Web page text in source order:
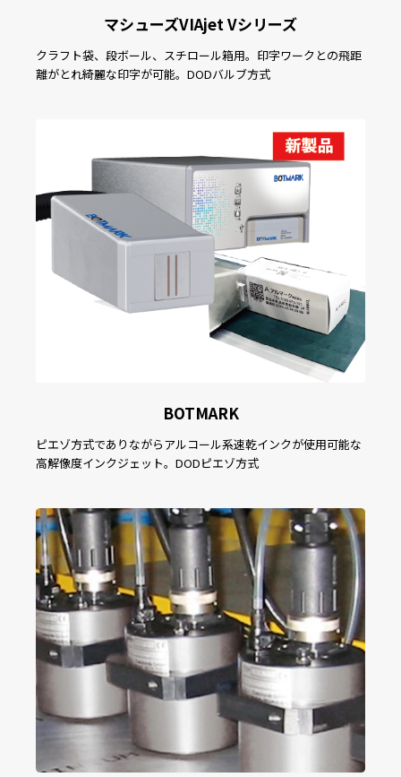
マシューズVIAjet Vシリーズ
クラフト袋、段ボール、スチロール箱用。印字ワークとの飛距
離がとれ綺麗な印字が可能。DODバルブ方式
BOTMARK
ピエゾ方式でありながらアルコール系速乾インクが使用可能な
高解像度インクジェット。DODピエゾ方式